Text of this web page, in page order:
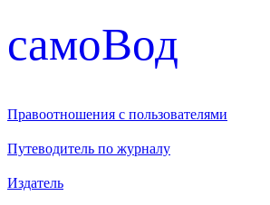
cамоВод
Правоотношения с пользователями
Путеводитель по журналу
Издатель